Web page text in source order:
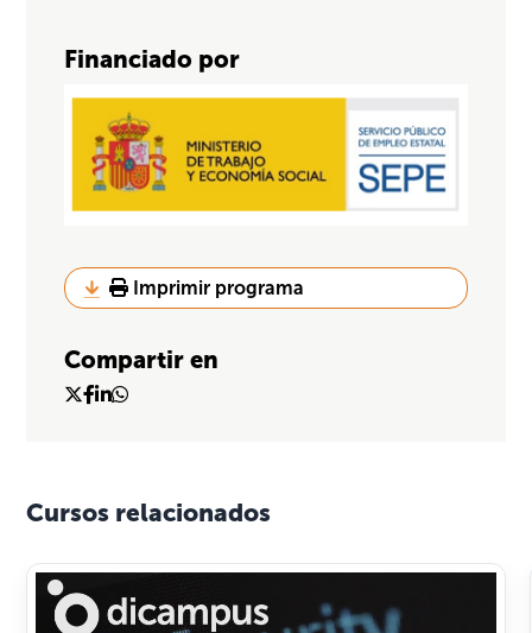
Financiado por
Imprimir programa
Compartir en
Cursos relacionados